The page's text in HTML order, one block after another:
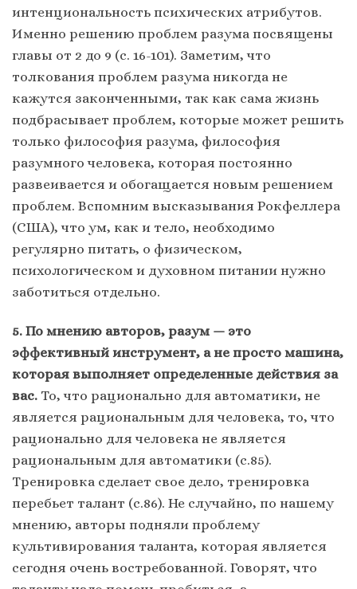
интенциональность психических атрибутов.
Именно решению проблем разума посвящены
главы от 2 до 9 (с. 16-101). Заметим, что
толкования проблем разума никогда не
кажутся законченными, так как сама жизнь
подбрасывает проблем, которые может решить
только философия разума, философия
разумного человека, которая постоянно
развеивается и обогащается новым решением
проблем. Вспомним высказывания Рокфеллера
(США), что ум, как и тело, необходимо
регулярно питать, о физическом,
психологическом и духовном питании нужно
заботиться отдельно.
5. По мнению авторов, разум — это
эффективный инструмент, а не просто машина,
которая выполняет определенные действия за
вас. То, что рационально для автоматики, не
является рациональным для человека, то, что
рационально для человека не является
рациональным для автоматики (с.85).
Тренировка сделает свое дело, тренировка
перебьет талант (с.86). Не случайно, по нашему
мнению, авторы подняли проблему
культивирования таланта, которая является
сегодня очень востребованной. Говорят, что